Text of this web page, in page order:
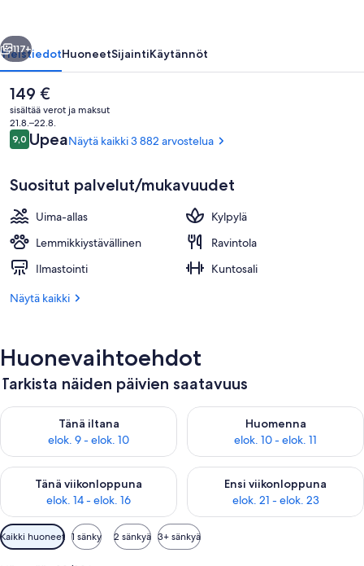
valokuvagalleria
Aula
Seuraava
117+
YleistiedotHuoneetSijaintiKäytännöt
Nykyinen
hinta
on
149 €
149 €
sisältää verot ja maksut
21.8.–22.8.
Arvostelut
9,09,0 kautta 10.
UpeaNäytä kaikki 3 882 arvostelua
Suositut palvelut/mukavuudet
Uima-allas
Kylpylä
Lemmikkiystävällinen
Ravintola
Ilmastointi
Kuntosali
Näytä kaikki
Huonevaihtoehdot
Tarkista näiden päivien saatavuus
Tänä iltana
elok. 9 - elok. 10
Tarkista tämän illan saatavuus elok. 9 - elok. 10
Huomenna
elok. 10 - elok. 11
Tarkista huomisen saatavuus
Tänä viikonloppuna
elok. 14 - elok. 16
Tarkista tämän viikonlopun saatavuus elok. 14 - elok. 16
Ensi viikonloppuna
elok. 21 - elok. 23
Tarkista ensi viikonlopun
Huoneille
saatavilla
Kaikki huoneet 1 sänky 2 sänkyä 3+ sänkyä